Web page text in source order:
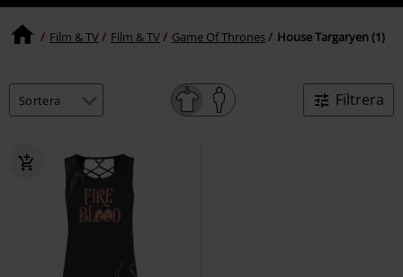
Film & TV Film & TV Game Of Thrones House Targaryen (1)
Filtrera